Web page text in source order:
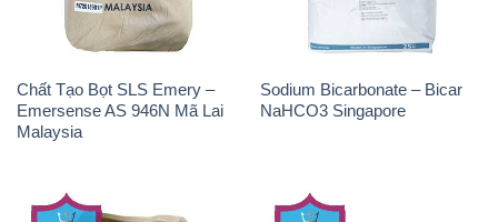
Chất Tạo Bọt SLS Emery –
Emersense AS 946N Mã Lai
Malaysia
Sodium Bicarbonate – Bicar
NaHCO3 Singapore